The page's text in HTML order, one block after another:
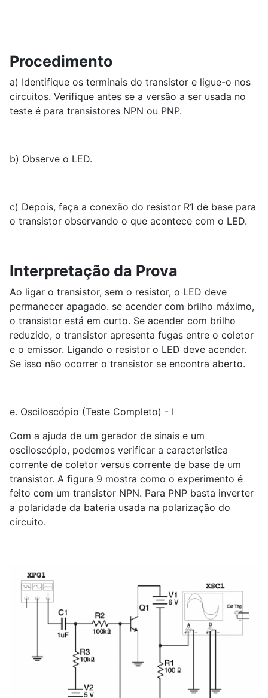
Procedimento
a) Identifique os terminais do transistor e ligue-o nos
circuitos. Verifique antes se a versão a ser usada no
teste é para transistores NPN ou PNP.
b) Observe o LED.
c) Depois, faça a conexão do resistor R1 de base para
o transistor observando o que acontece com o LED.
Interpretação da Prova
Ao ligar o transistor, sem o resistor, o LED deve
permanecer apagado. se acender com brilho máximo,
o transistor está em curto. Se acender com brilho
reduzido, o transistor apresenta fugas entre o coletor
e o emissor. Ligando o resistor o LED deve acender.
Se isso não ocorrer o transistor se encontra aberto.
e. Osciloscópio (Teste Completo) - I
Com a ajuda de um gerador de sinais e um
osciloscópio, podemos verificar a característica
corrente de coletor versus corrente de base de um
transistor. A figura 9 mostra como o experimento é
feito com um transistor NPN. Para PNP basta inverter
a polaridade da bateria usada na polarização do
circuito.